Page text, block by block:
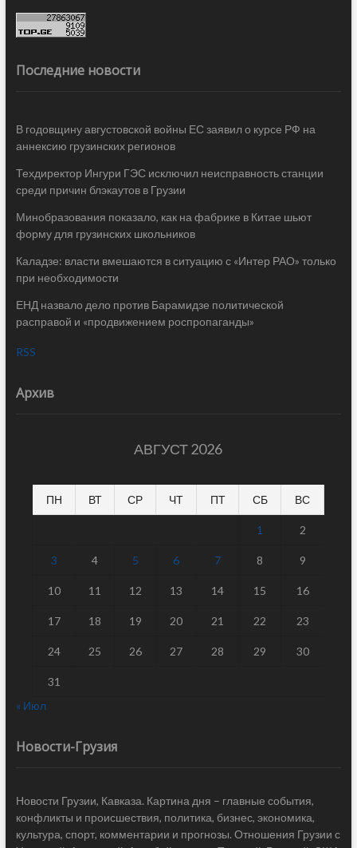
Последние новости
В годовщину августовской войны ЕС заявил о курсе РФ на
аннексию грузинских регионов
Техдиректор Ингури ГЭС исключил неисправность станции
среди причин блэкаутов в Грузии
Минобразования показало, как на фабрике в Китае шьют
форму для грузинских школьников
Каладзе: власти вмешаются в ситуацию с «Интер РАО» только
при необходимости
ЕНД назвало дело против Барамидзе политической
расправой и «продвижением роспропаганды»
RSS
Архив
АВГУСТ 2026
ПН ВТ СР ЧТ ПТ СБ ВС
1 2
3 4 5 6 7 8 9
10 11 12 13 14 15 16
17 18 19 20 21 22 23
24 25 26 27 28 29 30
31
« Июл
Новости-Грузия
Новости Грузии, Кавказа. Картина дня – главные события,
конфликты и происшествия, политика, бизнес, экономика,
культура, спорт, комментарии и прогнозы. Отношения Грузии с